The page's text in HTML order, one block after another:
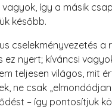
így a másik
később.
cselekményvezetés
ez nyert; kíváncsi
teljesen világos, mit
ne csak
– így pontosítjuk